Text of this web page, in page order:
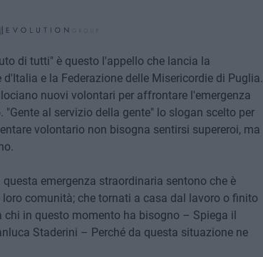
di tutti" è questo l'appello che lancia la
e la Federazione delle Misericordie di Puglia.
nuovi volontari per affrontare l'emergenza
al servizio della gente" lo slogan scelto per
volontario non bisogna sentirsi supereroi, ma
emergenza straordinaria sentono che è
comunità; che tornati a casa dal lavoro o finito
in questo momento ha bisogno – Spiega il
Staderini – Perché da questa situazione ne